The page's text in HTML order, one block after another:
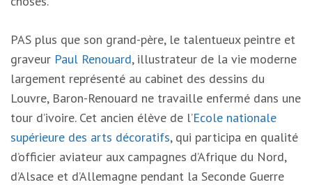
PAS plus que son grand-père, le talentueux peintre et
graveur Paul Renouard, illustrateur de la vie moderne
largement représenté au cabinet des dessins du
Louvre, Baron-Renouard ne travaille enfermé dans une
tour d’ivoire. Cet ancien élève de l’Ecole nationale
supérieure des arts décoratifs, qui participa en qualité
d’officier aviateur aux campagnes d’Afrique du Nord,
d’Alsace et d’Allemagne pendant la Seconde Guerre